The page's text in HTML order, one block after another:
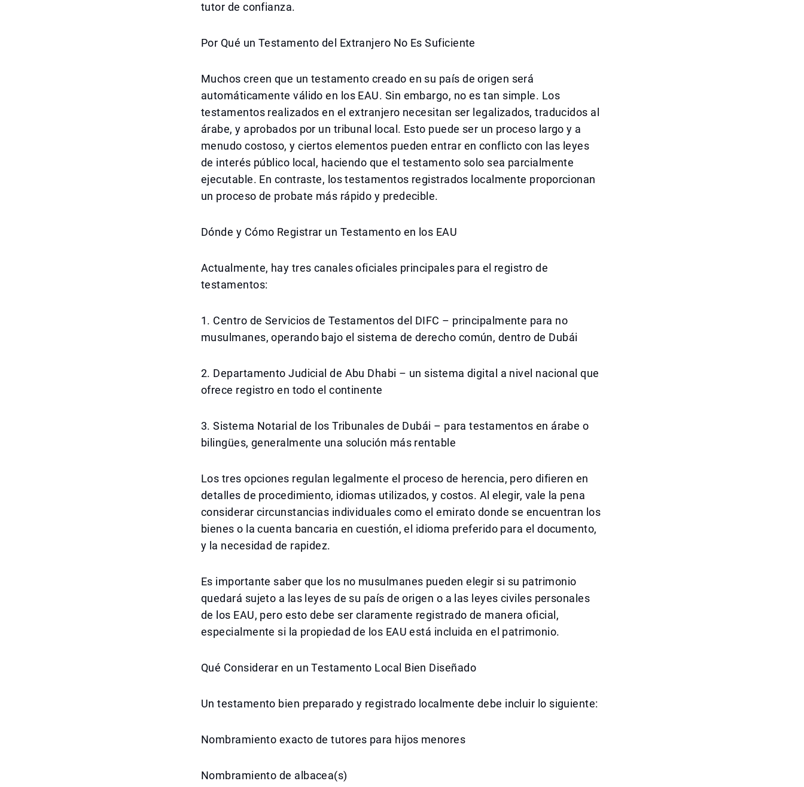
tutor de confianza.
Por Qué un Testamento del Extranjero No Es Suficiente
Muchos creen que un testamento creado en su país de origen será
automáticamente válido en los EAU. Sin embargo, no es tan simple. Los
testamentos realizados en el extranjero necesitan ser legalizados, traducidos al
árabe, y aprobados por un tribunal local. Esto puede ser un proceso largo y a
menudo costoso, y ciertos elementos pueden entrar en conflicto con las leyes
de interés público local, haciendo que el testamento solo sea parcialmente
ejecutable. En contraste, los testamentos registrados localmente proporcionan
un proceso de probate más rápido y predecible.
Dónde y Cómo Registrar un Testamento en los EAU
Actualmente, hay tres canales oficiales principales para el registro de
testamentos:
1. Centro de Servicios de Testamentos del DIFC – principalmente para no
musulmanes, operando bajo el sistema de derecho común, dentro de Dubái
2. Departamento Judicial de Abu Dhabi – un sistema digital a nivel nacional que
ofrece registro en todo el continente
3. Sistema Notarial de los Tribunales de Dubái – para testamentos en árabe o
bilingües, generalmente una solución más rentable
Los tres opciones regulan legalmente el proceso de herencia, pero difieren en
detalles de procedimiento, idiomas utilizados, y costos. Al elegir, vale la pena
considerar circunstancias individuales como el emirato donde se encuentran los
bienes o la cuenta bancaria en cuestión, el idioma preferido para el documento,
y la necesidad de rapidez.
Es importante saber que los no musulmanes pueden elegir si su patrimonio
quedará sujeto a las leyes de su país de origen o a las leyes civiles personales
de los EAU, pero esto debe ser claramente registrado de manera oficial,
especialmente si la propiedad de los EAU está incluida en el patrimonio.
Qué Considerar en un Testamento Local Bien Diseñado
Un testamento bien preparado y registrado localmente debe incluir lo siguiente:
Nombramiento exacto de tutores para hijos menores
Nombramiento de albacea(s)